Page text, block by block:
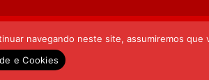
navegando neste site, assumiremos
e Cookies